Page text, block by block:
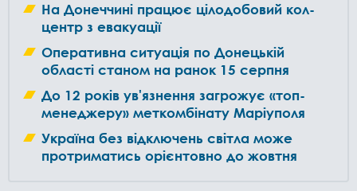
На Донеччині працює цілодобовий кол-
центр з евакуації
Оперативна ситуація по Донецькій
області станом на ранок 15 серпня
До 12 років ув'язнення загрожує «топ-
менеджеру» меткомбінату Маріуполя
Україна без відключень світла може
протриматись орієнтовно до жовтня